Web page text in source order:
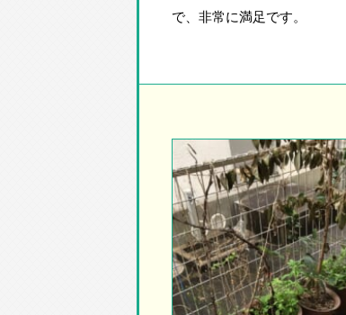
で、非常に満足です。